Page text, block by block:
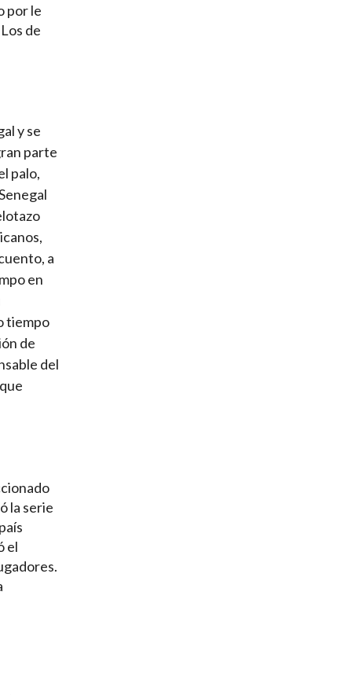
por le
de
y se
parte
palo,
a
en
tiempo
de
del
la serie
el